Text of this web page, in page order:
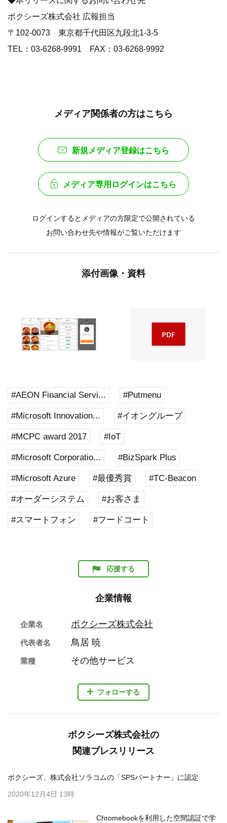
ボクシーズ株式会社 広報担当
〒102-0073 東京都千代田区九段北1-3-5
TEL：03-6268-9991 FAX：03-6268-9992
メディア関係者の方はこちら
新規メディア登録はこちら
メディア専用ログインはこちら
ログインするとメディアの方限定で公開されている
お問い合わせ先や情報がご覧いただけます
添付画像・資料
#AEON Financial Servi... #Putmenu
#Microsoft Innovation... #イオングループ
#MCPC award 2017 #IoT
#Microsoft Corporatio... #BizSpark Plus
#Microsoft Azure #最優秀賞 #TC-Beacon
#オーダーシステム #お客さま
#スマートフォン #フードコート
応援する
企業情報
フォローする
企業名 ボクシーズ株式会社
代表者名 鳥居 暁
業種 その他サービス
ボクシーズ株式会社の
関連プレスリリース
ボクシーズ、株式会社ソラコムの「SPSパートナー」に認定
2020年12月4日 13時
Chromebookを利用した空間認証で学